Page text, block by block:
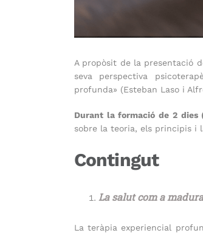
A propòsit de la presentació
seva perspectiva
profunda» (Esteban Laso i
Durant la formació de 2 dies
sobre la teoria, els principis i
Contingut
La salut com a
La teràpia experiencial